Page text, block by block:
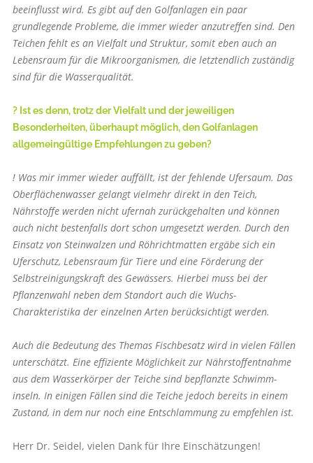
beeinflusst wird. Es gibt auf den Golfanlagen ein paar
grundlegende Probleme, die immer wieder anzutreffen sind. Den
Teichen fehlt es an Vielfalt und Struktur, somit eben auch an
Lebensraum für die Mikroorganismen, die letztendlich zuständig
sind für die Wasserqualität.
? Ist es denn, trotz der Vielfalt und der jeweiligen
Besonderheiten, überhaupt möglich, den Golfanlagen
allgemeingültige Empfehlungen zu geben?
! Was mir immer wieder auffällt, ist der fehlende Ufersaum. Das
Oberflächenwasser gelangt vielmehr direkt in den Teich,
Nährstoffe werden nicht ufernah zurückgehalten und können
auch nicht bestenfalls dort schon umgesetzt werden. Durch den
Einsatz von Steinwalzen und Röhrichtmatten ergäbe sich ein
Uferschutz, Lebensraum für Tiere und eine Förderung der
Selbstreinigungskraft des Gewässers. Hierbei muss bei der
Pflanzenwahl neben dem Standort auch die Wuchs-
Charakteristika der einzelnen Arten berücksichtigt werden.
Auch die Bedeutung des Themas Fischbesatz wird in vielen Fällen
unterschätzt. Eine effiziente Möglichkeit zur Nährstoffentnahme
aus dem Wasserkörper der Teiche sind bepflanzte Schwimm­
inseln. In einigen Fällen sind die Teiche jedoch bereits in einem
Zustand, in dem nur noch eine Entschlammung zu empfehlen ist.
Herr Dr. Seidel, vielen Dank für Ihre Einschätzungen!